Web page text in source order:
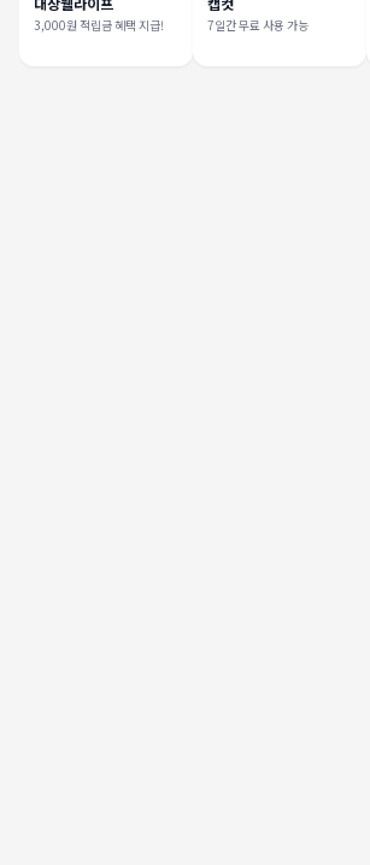
3,000원 적립금 혜택 지급! 7일간 무료 사용 가능